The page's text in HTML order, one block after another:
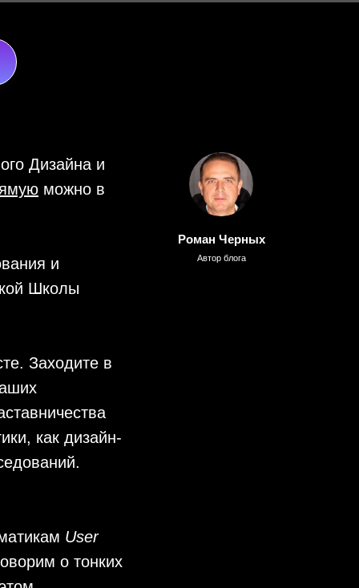
Дизайна и
можно в
и
Школы
Заходите в
как дизайн-
User
о тонких
Роман Черных
Автор блога